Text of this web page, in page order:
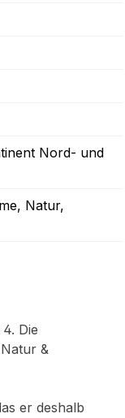
Nord- und
, Natur,
Die
&
er deshalb